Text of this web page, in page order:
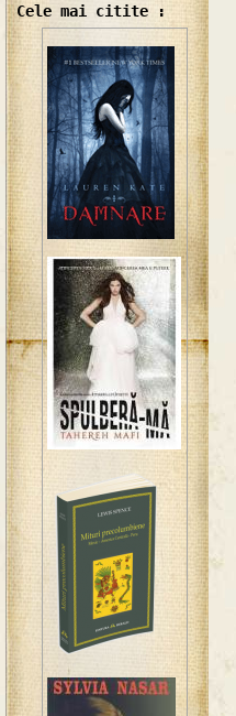
Cele mai citite :